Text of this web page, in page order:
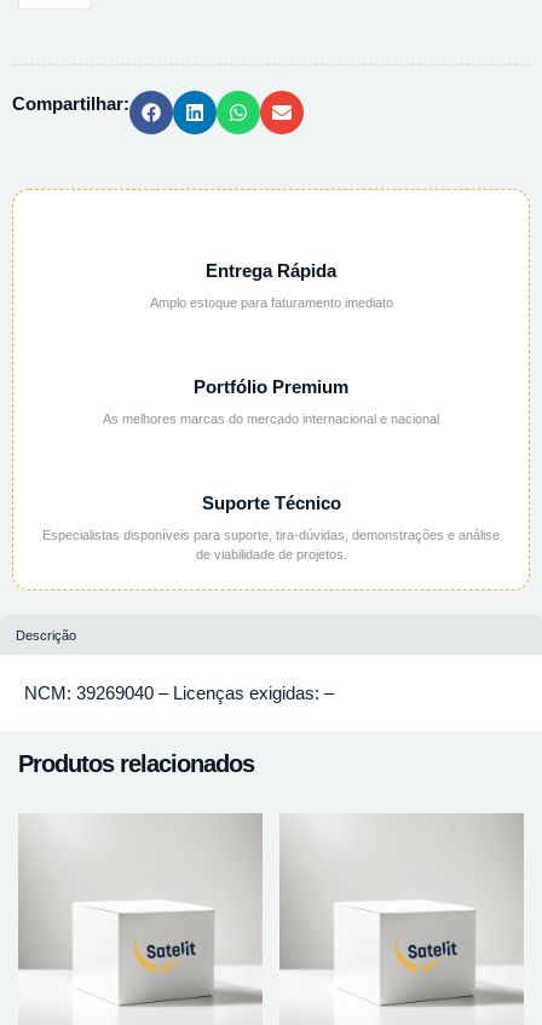
0016
quantidade
Compartilhar:
Entrega Rápida
Amplo estoque para faturamento imediato
Portfólio Premium
As melhores marcas do mercado internacional e nacional
Suporte Técnico
Especialistas disponíveis para suporte, tira-dúvidas, demonstrações e análise
de viabilidade de projetos.
Descrição
NCM: 39269040 – Licenças exigidas: –
Produtos relacionados